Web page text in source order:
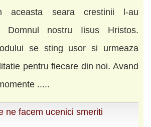
aceasta seara crestinii l-au
Domnul nostru Iisus Hristos.
se sting usor si urmeaza
pentru fiecare din noi. Avand
.....
ne facem ucenici smeriti